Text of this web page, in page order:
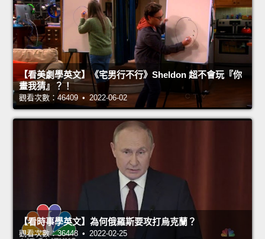
【看美劇學英文】《宅男行不行》Sheldon 超不會玩『你
畫我猜』？！
觀看次數：46409 • 2022-06-02
【看時事學英文】為何俄羅斯要攻打烏克蘭？
觀看次數：36448 • 2022-02-25